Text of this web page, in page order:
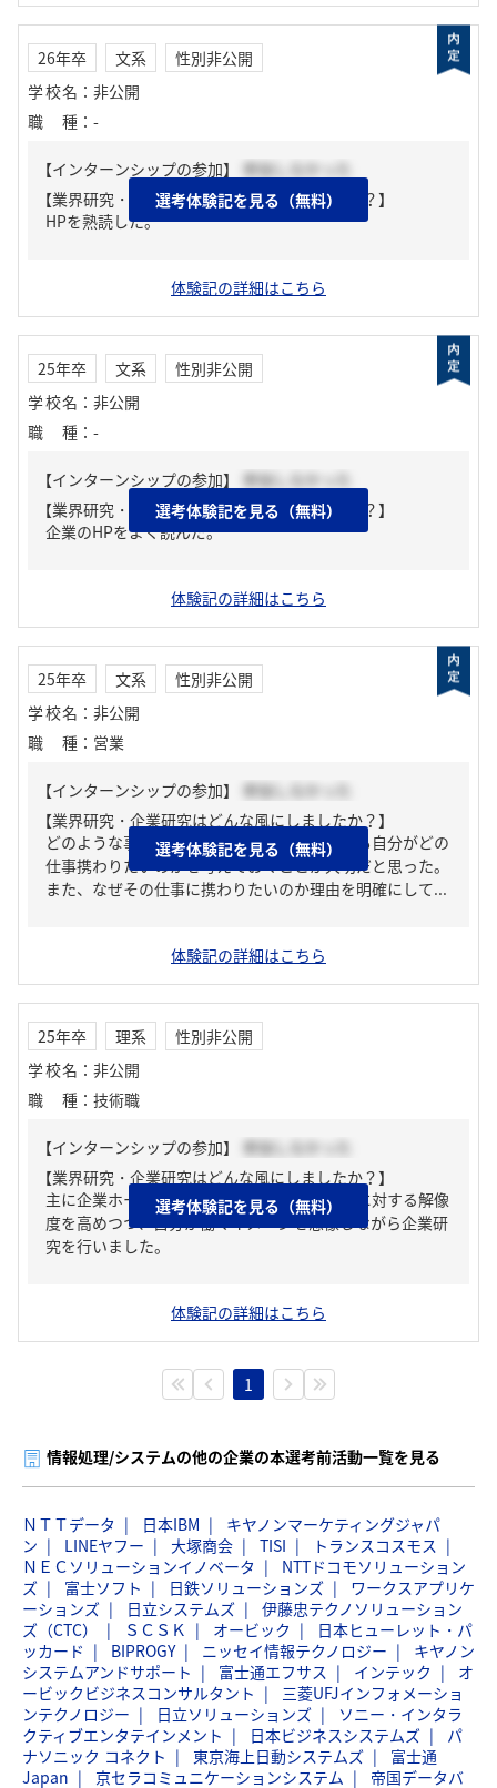
26年卒 文系
性別非公開
学校名 ： 非公開
職種 ： -
【インターンシップの参加】
参加しなかった
【業界研究・企業研究はどんな風にしましたか？】
HPを熟読した。
選考体験記を見る（無料）
体験記の詳細はこちら
25年卒 文系
性別非公開
学校名 ： 非公開
職種 ： -
【インターンシップの参加】
参加しなかった
【業界研究・企業研究はどんな風にしましたか？】
企業のHPをよく読んだ。
選考体験記を見る（無料）
体験記の詳細はこちら
25年卒 文系
性別非公開
学校名 ： 非公開
職種 ： 営業
【インターンシップの参加】
参加しなかった
【業界研究・企業研究はどんな風にしましたか？】
どのような事業を行っているのか、その中でも自分がどの
仕事携わりたいのかを考えておくことが大切だと思った。
また、なぜその仕事に携わりたいのか理由を明確にして...
選考体験記を見る（無料）
体験記の詳細はこちら
25年卒 理系
性別非公開
学校名 ： 非公開
職種 ： 技術職
【インターンシップの参加】
参加しなかった
【業界研究・企業研究はどんな風にしましたか？】
主に企業ホームページや説明会によって企業に対する解像
度を高めつつ、自分が働くイメージを想像しながら企業研
究を行いました。
選考体験記を見る（無料）
体験記の詳細はこちら
1
情報処理/システムの他の企業の本選考前活動一覧を見る
ＮＴＴデータ 日本IBM
キヤノンマーケティングジャパ
ン
LINEヤフー 大塚商会 TISI
トランスコスモス
ＮＥＣソリューションイノベータ
NTTドコモソリューション
ズ
富士ソフト 日鉄ソリューションズ
ワークスアプリケ
ーションズ
日立システムズ
伊藤忠テクノソリューション
ズ（CTC）
ＳＣＳＫ オービック
日本ヒューレット・パ
ッカード
BIPROGY ニッセイ情報テクノロジー
キヤノン
システムアンドサポート
富士通エフサス インテック
オ
ービックビジネスコンサルタント
三菱UFJインフォメーショ
ンテクノロジー
日立ソリューションズ
ソニー・インタラ
クティブエンタテインメント
日本ビジネスシステムズ
パ
ナソニック コネクト
東京海上日動システムズ
富士通
Japan
京セラコミュニケーションシステム
帝国データバ